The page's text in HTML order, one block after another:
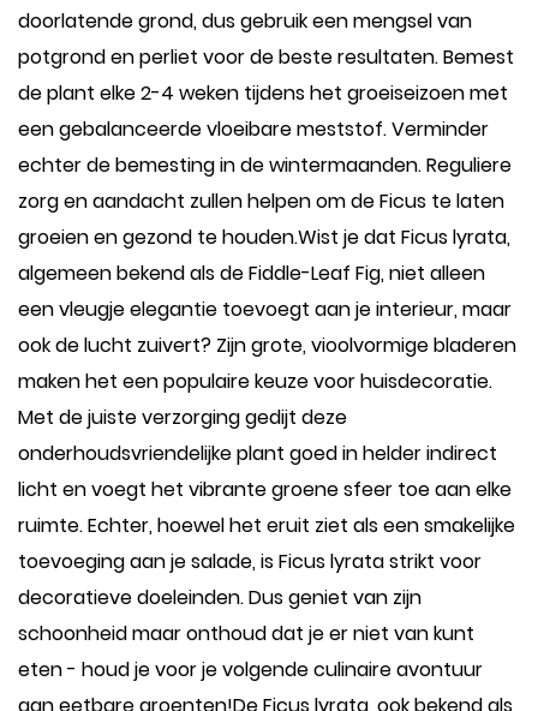
doorlatende grond, dus gebruik een mengsel van
potgrond en perliet voor de beste resultaten. Bemest
de plant elke 2-4 weken tijdens het groeiseizoen met
een gebalanceerde vloeibare meststof. Verminder
echter de bemesting in de wintermaanden. Reguliere
zorg en aandacht zullen helpen om de Ficus te laten
groeien en gezond te houden.Wist je dat Ficus lyrata,
algemeen bekend als de Fiddle-Leaf Fig, niet alleen
een vleugje elegantie toevoegt aan je interieur, maar
ook de lucht zuivert? Zijn grote, vioolvormige bladeren
maken het een populaire keuze voor huisdecoratie.
Met de juiste verzorging gedijt deze
onderhoudsvriendelijke plant goed in helder indirect
licht en voegt het vibrante groene sfeer toe aan elke
ruimte. Echter, hoewel het eruit ziet als een smakelijke
toevoeging aan je salade, is Ficus lyrata strikt voor
decoratieve doeleinden. Dus geniet van zijn
schoonheid maar onthoud dat je er niet van kunt
eten - houd je voor je volgende culinaire avontuur